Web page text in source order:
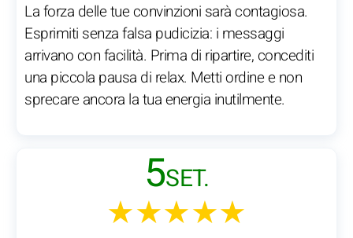
La forza delle tue convinzioni sarà contagiosa.
Esprimiti senza falsa pudicizia: i messaggi
arrivano con facilità. Prima di ripartire, concediti
una piccola pausa di relax. Metti ordine e non
sprecare ancora la tua energia inutilmente.
5SET.
★★★★★